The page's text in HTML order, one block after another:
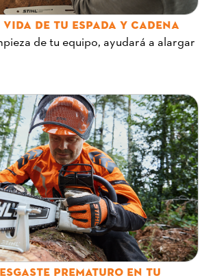
DE TU ESPADA Y CADENA
de tu equipo, ayudará a alargar
PREMATURO EN TU